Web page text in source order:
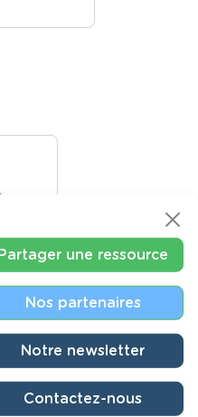
et
Partager une ressource
Nos partenaires
Notre newsletter
Contactez-nous